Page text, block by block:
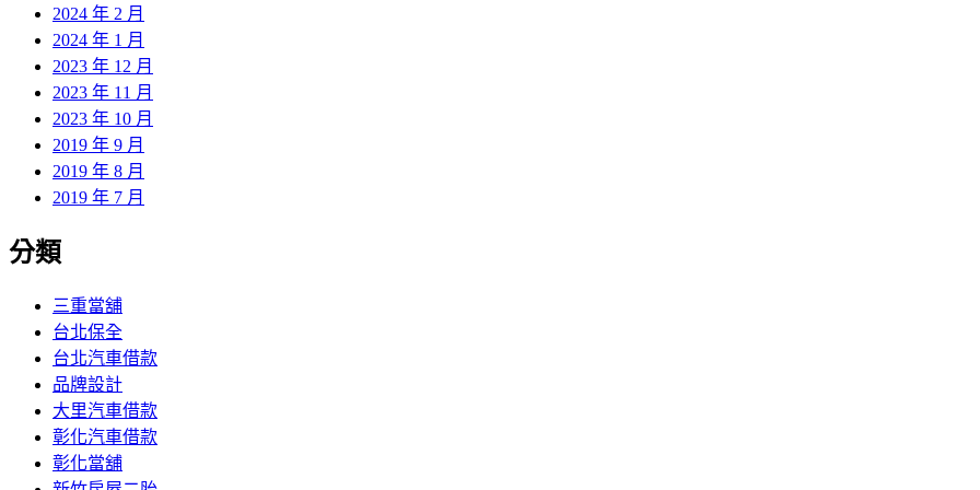
2024 年 2 月
2024 年 1 月
2023 年 12 月
2023 年 11 月
2023 年 10 月
2019 年 9 月
2019 年 8 月
2019 年 7 月
分類
三重當舖
台北保全
台北汽車借款
品牌設計
大里汽車借款
彰化汽車借款
彰化當舖